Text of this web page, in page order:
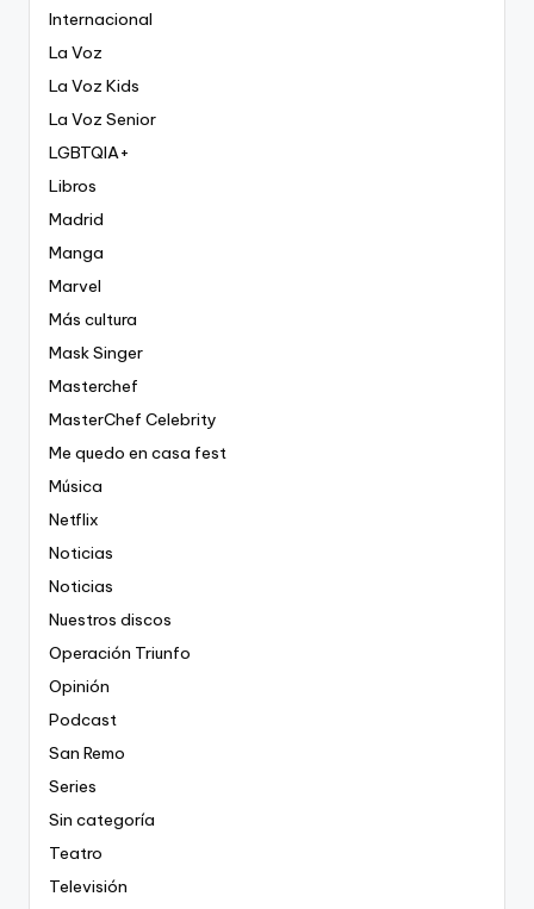
Internacional
La Voz
La Voz Kids
La Voz Senior
LGBTQIA+
Libros
Madrid
Manga
Marvel
Más cultura
Mask Singer
Masterchef
MasterChef Celebrity
Me quedo en casa fest
Música
Netflix
Noticias
Noticias
Nuestros discos
Operación Triunfo
Opinión
Podcast
San Remo
Series
Sin categoría
Teatro
Televisión